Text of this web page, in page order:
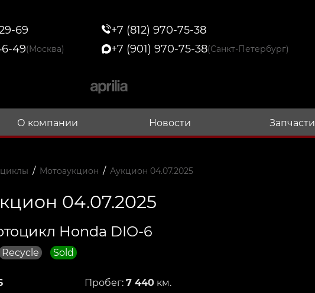
69
49(Москва)
+7 (812) 970-75-38
+7 (901) 970-75-38(Санкт-Петербург)
О компании Новости Запчасти
/ Мотоаукцион / Аукцион 04.07.2025
04.07.2025
Honda DIO-6
Recycle Sold
Пробег: 7 440 км.